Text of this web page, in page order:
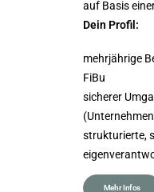
auf Basis
Dein Profil:
mehrjährige
FiBu
sicherer
strukturierte,
Mehr Infos